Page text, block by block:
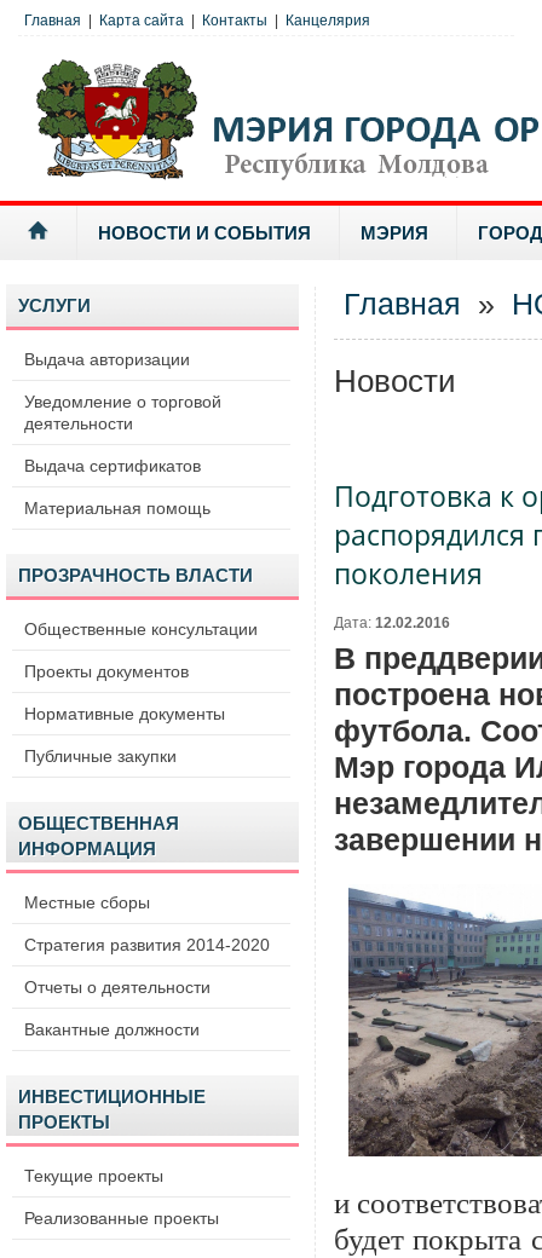
Главная Карта сайта Контакты Канцелярия
НОВОСТИ И СОБЫТИЯ МЭРИЯ
УСЛУГИ
Выдача авторизации
Уведомление о торговой
деятельности
Выдача сертификатов
Материальная помощь
ПРОЗРАЧНОСТЬ ВЛАСТИ
Общественные консультации
Проекты документов
Нормативные документы
Публичные закупки
ОБЩЕСТВЕННАЯ
ИНФОРМАЦИЯ
Местные сборы
Стратегия развития 2014-2020
Отчеты о деятельности
Вакантные должности
ИНВЕСТИЦИОННЫЕ
ПРОЕКТЫ
Текущие проекты
Реализованные проекты
Главная »
Новости
Подготовка к
распорядился
поколения
Дата: 12.02.2016
В
построена
футбола.
Мэр города
завершении
и
будет покрыта